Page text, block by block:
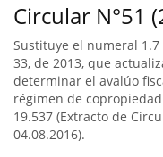
Circular N°51
Sustituye el numeral
33, de 2013, que
determinar el avalúo
régimen de
19.537 (Extracto de
04.08.2016).